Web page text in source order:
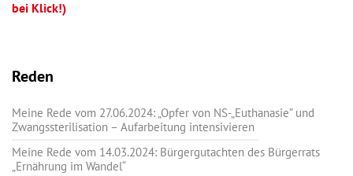
bei Klick!)
Reden
Meine Rede vom 27.06.2024: „Opfer von NS-„Euthanasie” und
Zwangssterilisation – Aufarbeitung intensivieren
Meine Rede vom 14.03.2024: Bürgergutachten des Bürgerrats
„Ernährung im Wandel“